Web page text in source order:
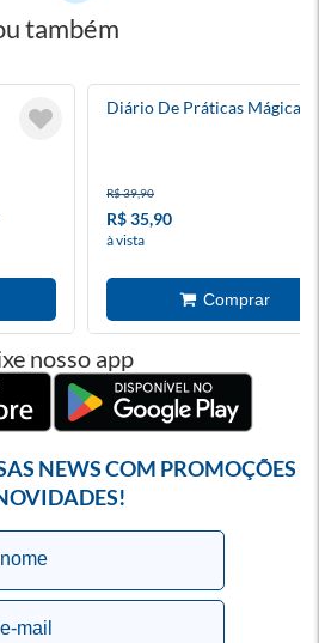
também
Diário De Práticas Mágicas
R$ 39,90
R$ 35,90
à vista
nosso app
NEWS COM PROMOÇÕES